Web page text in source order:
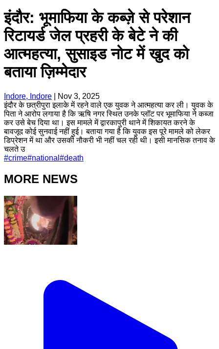
इंदौर: भूमाफिया के कब्ज़े से परेशान
रिटायर्ड जेल प्रहरी के बेटे ने की
आत्महत्या, सुसाइड नोट में खुद को
बताया ज़िम्मेदार
Indore, Indore
Nov 3, 2025
इंदौर के छत्रीपुरा इलाके में रहने वाले एक युवक ने आत्महत्या कर ली। युवक के
पिता ने आरोप लगाया है कि ऋषि नगर स्थित उनके प्लॉट पर भूमाफिया ने कब्जा
कर उसे बेच दिया था। इस मामले में द्वारकापुरी थाने में शिकायत करने के
बावजूद कोई सुनवाई नहीं हुई। बताया गया है कि युवक इस पूरे मामले को लेकर
डिप्रेशन में था और उसकी नौकरी भी नहीं चल रही थी। इसी मानसिक तनाव के
चलते उ
#crime#national #death
MORE NEWS